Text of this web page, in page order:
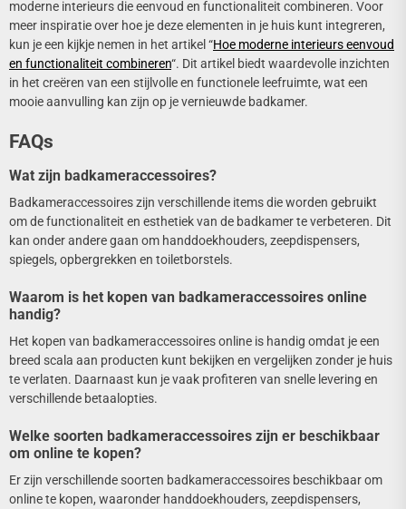
moderne interieurs die eenvoud en functionaliteit combineren. Voor
meer inspiratie over hoe je deze elementen in je huis kunt integreren,
kun je een kijkje nemen in het artikel “Hoe moderne interieurs eenvoud
en functionaliteit combineren“. Dit artikel biedt waardevolle inzichten
in het creëren van een stijlvolle en functionele leefruimte, wat een
mooie aanvulling kan zijn op je vernieuwde badkamer.
FAQs
Wat zijn badkameraccessoires?
Badkameraccessoires zijn verschillende items die worden gebruikt
om de functionaliteit en esthetiek van de badkamer te verbeteren. Dit
kan onder andere gaan om handdoekhouders, zeepdispensers,
spiegels, opbergrekken en toiletborstels.
Waarom is het kopen van badkameraccessoires online
handig?
Het kopen van badkameraccessoires online is handig omdat je een
breed scala aan producten kunt bekijken en vergelijken zonder je huis
te verlaten. Daarnaast kun je vaak profiteren van snelle levering en
verschillende betaalopties.
Welke soorten badkameraccessoires zijn er beschikbaar
om online te kopen?
Er zijn verschillende soorten badkameraccessoires beschikbaar om
online te kopen, waaronder handdoekhouders, zeepdispensers,